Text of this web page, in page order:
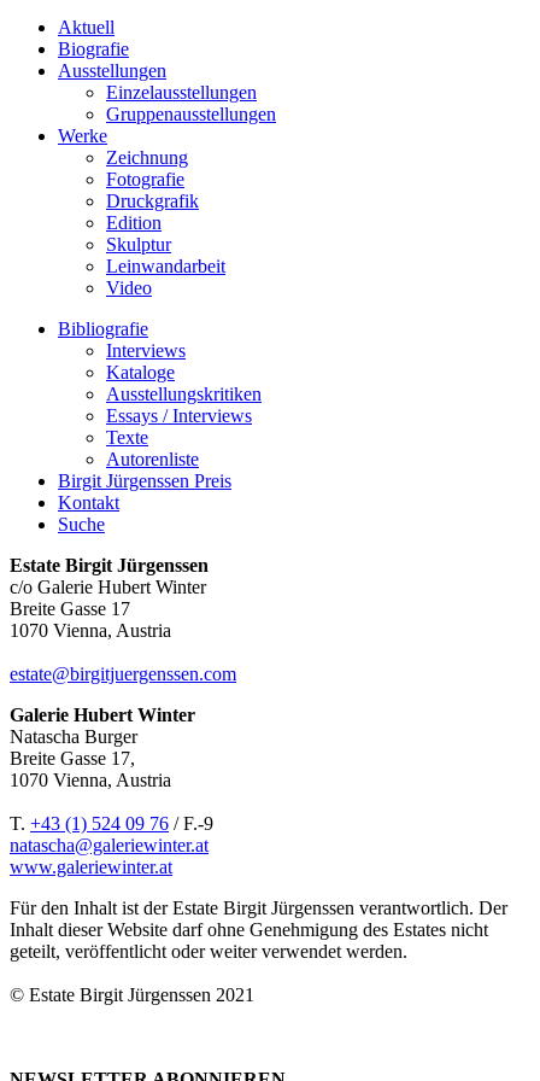
Aktuell
Biografie
Ausstellungen
Einzelausstellungen
Gruppenausstellungen
Werke
Zeichnung
Fotografie
Druckgrafik
Edition
Skulptur
Leinwandarbeit
Video
Bibliografie
Interviews
Kataloge
Ausstellungskritiken
Essays / Interviews
Texte
Autorenliste
Birgit Jürgenssen Preis
Kontakt
Suche
Estate Birgit Jürgenssen
c/o Galerie Hubert Winter
Breite Gasse 17
1070 Vienna, Austria
estate@birgitjuergenssen.com
Galerie Hubert Winter
Natascha Burger
Breite Gasse 17,
1070 Vienna, Austria
T. +43 (1) 524 09 76 / F.-9
natascha@galeriewinter.at
www.galeriewinter.at
Für den Inhalt ist der Estate Birgit Jürgenssen verantwortlich. Der
Inhalt dieser Website darf ohne Genehmigung des Estates nicht
geteilt, veröffentlicht oder weiter verwendet werden.
© Estate Birgit Jürgenssen 2021